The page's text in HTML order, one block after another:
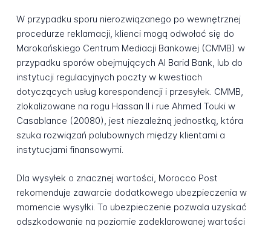
W przypadku sporu nierozwiązanego po wewnętrznej
procedurze reklamacji, klienci mogą odwołać się do
Marokańskiego Centrum Mediacji Bankowej (CMMB) w
przypadku sporów obejmujących Al Barid Bank, lub do
instytucji regulacyjnych poczty w kwestiach
dotyczących usług korespondencji i przesyłek. CMMB,
zlokalizowane na rogu Hassan II i rue Ahmed Touki w
Casablance (20080), jest niezależną jednostką, która
szuka rozwiązań polubownych między klientami a
instytucjami finansowymi.
Dla wysyłek o znacznej wartości, Morocco Post
rekomenduje zawarcie dodatkowego ubezpieczenia w
momencie wysyłki. To ubezpieczenie pozwala uzyskać
odszkodowanie na poziomie zadeklarowanej wartości